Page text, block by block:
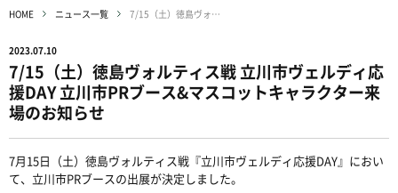
HOME ニュース一覧 7/15（土）徳島ヴォルティス戦 立川市ヴェルディ応援DAY 立川市PRブース&マスコットキャラクター来場のお知らせ
2023.07.10
7/15（土）徳島ヴォルティス戦 立川市ヴェルディ応
援DAY 立川市PRブース&マスコットキャラクター来
場のお知らせ
7月15日（土）徳島ヴォルティス戦『立川市ヴェルディ応援DAY』におい
て、立川市PRブースの出展が決定しました。